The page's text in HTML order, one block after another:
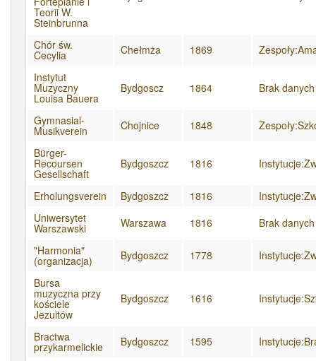
Teorii W.
Steinbrunna
Chór św.
Cecylia Chełmża 1869
Instytut
Muzyczny
Louisa Bauera
Bydgoscz 1864 Brak danych
Gymnasial-
Musikverein Chojnice 1848
Bürger-
Recoursen
Gesellschaft
Bydgoszcz 1816
Erholungsverein Bydgoszcz 1816
Uniwersytet
Warszawski Warszawa 1816
Brak danych
"Harmonia"
(organizacja) Bydgoszcz 1778
Bursa
muzyczna przy
kościele
Jezuitów
Bydgoszcz 1616
Bractwa
przykarmelickie Bydgoszcz 1595